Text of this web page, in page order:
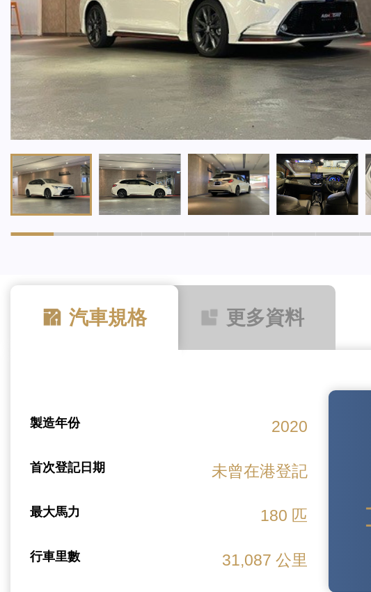
汽車規格 更多資料
製造年份 2020
首次登記日期 未曾在港登記
最大馬力 180 匹
行車里數 31,087 公里